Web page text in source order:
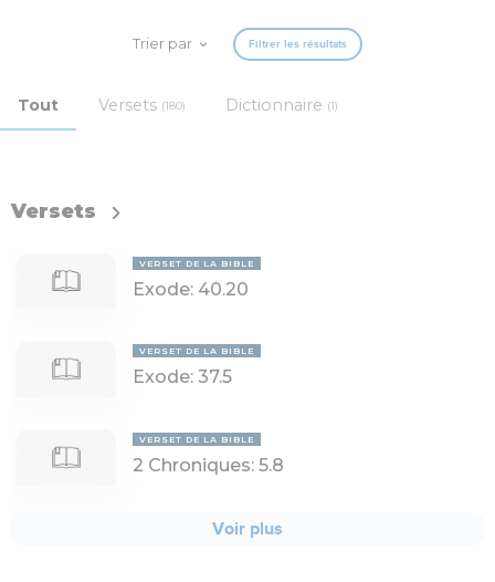
Trier par Filtrer les résultats
Tout Versets (180) Dictionnaire (1)
Versets
VERSET DE LA BIBLE
Exode: 40.20
VERSET DE LA BIBLE
Exode: 37.5
VERSET DE LA BIBLE
2 Chroniques: 5.8
Voir plus